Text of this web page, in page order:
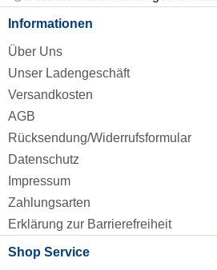
Informationen
Über Uns
Unser Ladengeschäft
Versandkosten
AGB
Rücksendung/Widerrufsformular
Datenschutz
Impressum
Zahlungsarten
Erklärung zur Barrierefreiheit
Shop Service